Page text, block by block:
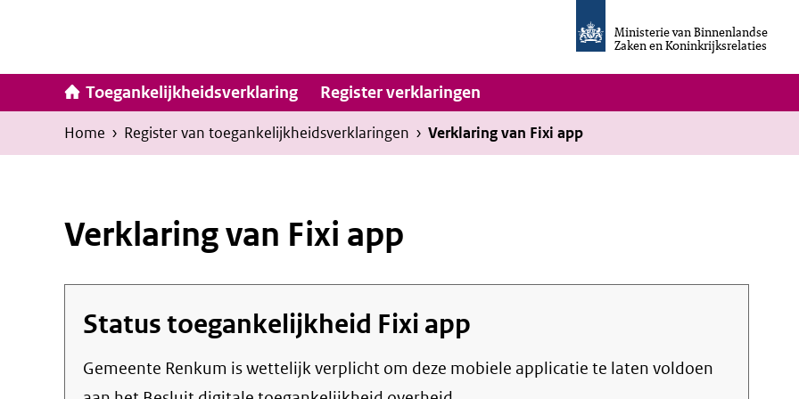
inhoud
Ministerie van Binnenlandse
Zaken en Koninkrijksrelaties
van
Invulassistent
Toegankelijkheidsverklaring
Toegankelijkheidsverklaring Hoofdnavigatie
Register verklaringen
Kruimelpad
U
bevindt
Home › Register van toegankelijkheids­verklaringen › Verklaring van Fixi app
Verklaring van Fixi app
Status toegankelijkheid Fixi app
Gemeente Renkum is wettelijk verplicht om deze mobiele applicatie te laten voldoen